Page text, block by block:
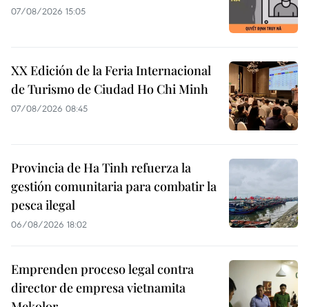
07/08/2026 15:05
XX Edición de la Feria Internacional
de Turismo de Ciudad Ho Chi Minh
07/08/2026 08:45
Provincia de Ha Tinh refuerza la
gestión comunitaria para combatir la
pesca ilegal
06/08/2026 18:02
Emprenden proceso legal contra
director de empresa vietnamita